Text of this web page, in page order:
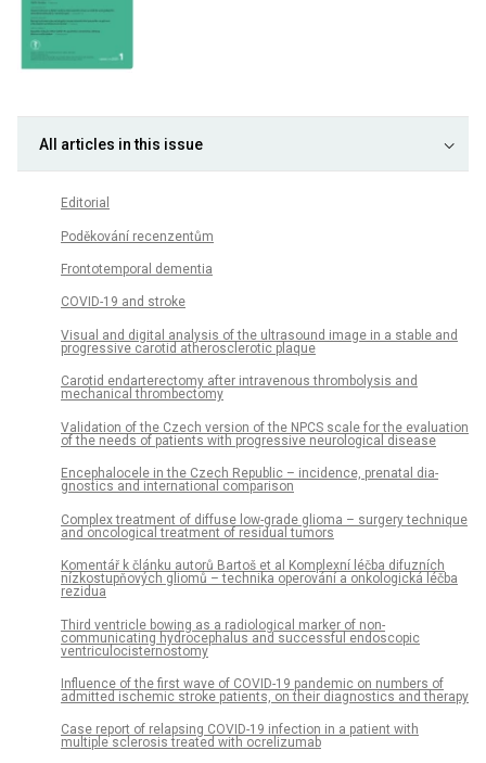
All articles in this issue
Editorial
Poděkování recenzentům
Frontotemporal dementia
COVID-19 and stroke
Visual and digital analysis of the ultrasound image in a stable and
progressive carotid atherosclerotic plaque
Carotid endarterectomy after intravenous thrombolysis and
mechanical thrombectomy
Validation of the Czech version of the NPCS scale for the evaluation
of the needs of patients with progressive neurological disease
Encephalocele in the Czech Republic – incidence, prenatal dia­
gnostics and international comparison
Complex treatment of diffuse low-grade glioma – surgery technique
and oncological treatment of residual tumors
Komentář k článku autorů Bartoš et al Komplexní léčba difuzních
nízkostupňových gliomů – technika operování a onkologická léčba
rezidua
Third ventricle bowing as a radiological marker of non-
communicating hydrocephalus and successful endoscopic
ventriculocisternostomy
Influence of the first wave of COVID-19 pandemic on numbers of
admitted ischemic stroke patients, on their dia­gnostics and therapy
Case report of relapsing COVID-19 infection in a patient with
multiple sclerosis treated with ocrelizumab